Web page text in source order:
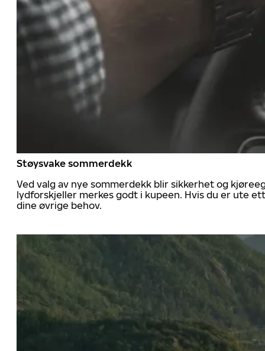
Støysvake sommerdekk
Ved valg av nye sommerdekk blir sikkerhet og
lydforskjeller merkes godt i kupeen. Hvis du er ute
dine øvrige behov.